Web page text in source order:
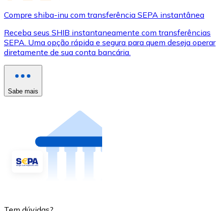
Compre shiba-inu com transferência SEPA instantânea
Receba seus SHIB instantaneamente com transferências
SEPA. Uma opção rápida e segura para quem deseja operar
diretamente de sua conta bancária.
Sabe mais